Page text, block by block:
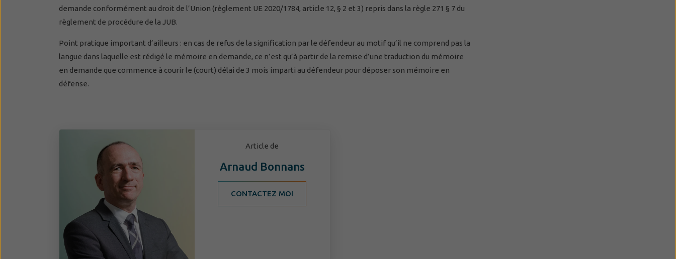
demande conformément au droit de l’Union (règlement UE 2020/1784, article 12, § 2 et 3) repris dans la règle 271 § 7 du
règlement de procédure de la JUB.
Point pratique important d’ailleurs : en cas de refus de la signification par le défendeur au motif qu’il ne comprend pas la
langue dans laquelle est rédigé le mémoire en demande, ce n’est qu’à partir de la remise d’une traduction du mémoire
en demande que commence à courir le (court) délai de 3 mois imparti au défendeur pour déposer son mémoire en
défense.
Article de
Arnaud Bonnans
CONTACTEZ MOI